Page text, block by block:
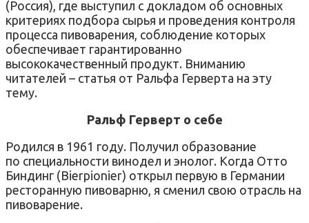
(Россия), где выступил с докладом об основных
критериях подбора сырья и проведения контроля
процесса пивоварения, соблюдение которых
обеспечивает гарантированно
высококачественный продукт. Вниманию
читателей – статья от Ральфа Герверта на эту
тему.
Ральф Герверт о себе
Родился в 1961 году. Получил образование
по специальности винодел и энолог. Когда Отто
Биндинг (Bierpionier) открыл первую в Германии
ресторанную пивоварню, я сменил свою отрасль на
пивоварение.